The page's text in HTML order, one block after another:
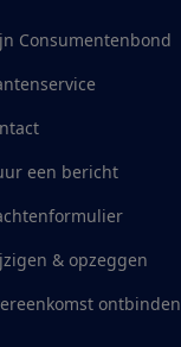
Consumentenbond
een bericht
& opzeggen
ontbinden